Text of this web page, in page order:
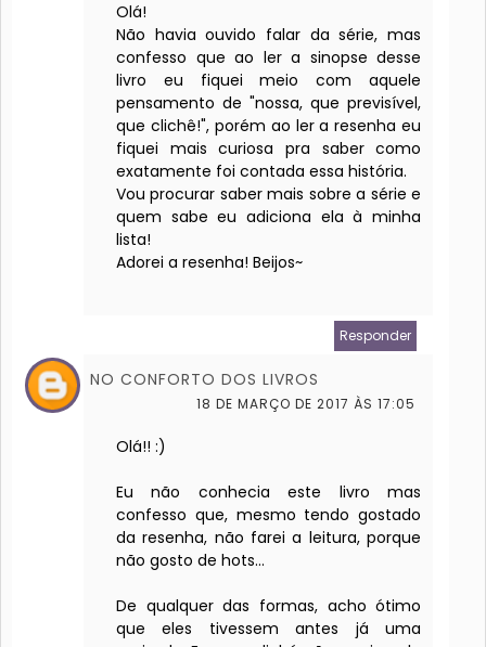
Olá!
Não havia ouvido falar da série, mas
confesso que ao ler a sinopse desse
livro eu fiquei meio com aquele
pensamento de "nossa, que previsível,
que clichê!", porém ao ler a resenha eu
fiquei mais curiosa pra saber como
exatamente foi contada essa história.
Vou procurar saber mais sobre a série e
quem sabe eu adiciona ela à minha
lista!
Adorei a resenha! Beijos~
Responder
NO CONFORTO DOS LIVROS
18 DE MARÇO DE 2017 ÀS 17:05
Olá!! :)
Eu não conhecia este livro mas
confesso que, mesmo tendo gostado
da resenha, não farei a leitura, porque
não gosto de hots...
De qualquer das formas, acho ótimo
que eles tivessem antes já uma